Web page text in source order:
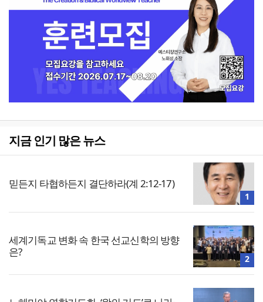
지금 인기 많은 뉴스
믿든지 타협하든지 결단하라(계 2:12-17)
1
세계기독교 변화 속 한국 선교신학의 방향
은?
2